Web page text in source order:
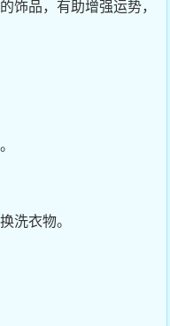
饰品，有助增强运势，
洗衣物。